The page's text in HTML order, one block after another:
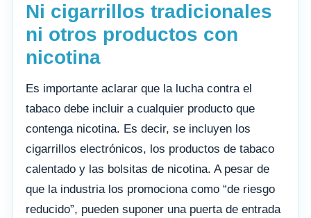
Ni cigarrillos tradicionales
ni otros productos con
nicotina
Es importante aclarar que la lucha contra el
tabaco debe incluir a cualquier producto que
contenga nicotina. Es decir, se incluyen los
cigarrillos electrónicos, los productos de tabaco
calentado y las bolsitas de nicotina. A pesar de
que la industria los promociona como “de riesgo
reducido”, pueden suponer una puerta de entrada